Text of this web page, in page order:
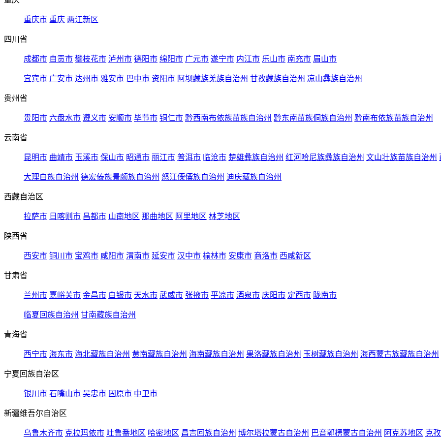
重庆市 重庆 两江新区
四川省
成都市 自贡市 攀枝花市 泸州市 德阳市 绵阳市 广元市 遂宁市 内江市 乐山市 南充市 眉山市
宜宾市 广安市 达州市 雅安市 巴中市 资阳市 阿坝藏族羌族自治州 甘孜藏族自治州 凉山彝族自治州
贵州省
贵阳市 六盘水市 遵义市 安顺市 毕节市 铜仁市 黔西南布依族苗族自治州 黔东南苗族侗族自治州 黔南布依族苗族自治州
云南省
昆明市 曲靖市 玉溪市 保山市 昭通市 丽江市 普洱市 临沧市 楚雄彝族自治州 红河哈尼族彝族自治州 文山壮族苗族自治州
大理白族自治州 德宏傣族景颇族自治州 怒江傈僳族自治州 迪庆藏族自治州
西藏自治区
拉萨市 日喀则市 昌都市 山南地区 那曲地区 阿里地区 林芝地区
陕西省
西安市 铜川市 宝鸡市 咸阳市 渭南市 延安市 汉中市 榆林市 安康市 商洛市 西咸新区
甘肃省
兰州市 嘉峪关市 金昌市 白银市 天水市 武威市 张掖市 平凉市 酒泉市 庆阳市 定西市 陇南市
临夏回族自治州 甘南藏族自治州
青海省
西宁市 海东市 海北藏族自治州 黄南藏族自治州 海南藏族自治州 果洛藏族自治州 玉树藏族自治州 海西蒙古族藏族自治州
宁夏回族自治区
银川市 石嘴山市 吴忠市 固原市 中卫市
新疆维吾尔自治区
乌鲁木齐市 克拉玛依市 吐鲁番地区 哈密地区 昌吉回族自治州 博尔塔拉蒙古自治州 巴音郭楞蒙古自治州 阿克苏地区 克